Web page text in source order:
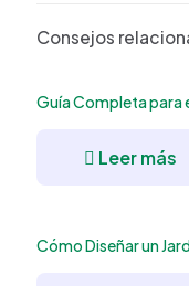
Consejos
Guía Completa para
Leer más
Cómo Diseñar un